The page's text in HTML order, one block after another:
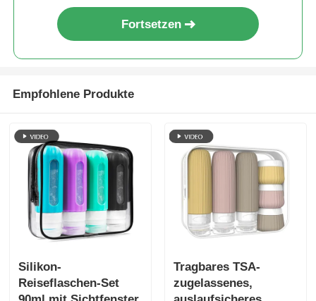
Fortsetzen
Empfohlene Produkte
Silikon-
Reiseflaschen-Set
Tragbares TSA-
zugelassenes,